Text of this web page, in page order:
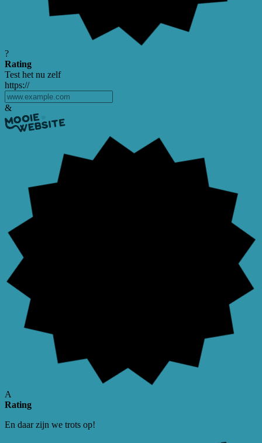
?
Rating
Test het nu zelf
https://
&
A
Rating
En daar zijn we trots op!